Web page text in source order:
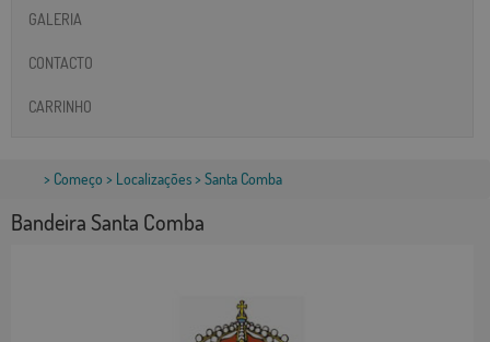
GALERIA
CONTACTO
CARRINHO
> Começo > Localizações> Santa Comba
Bandeira Santa Comba